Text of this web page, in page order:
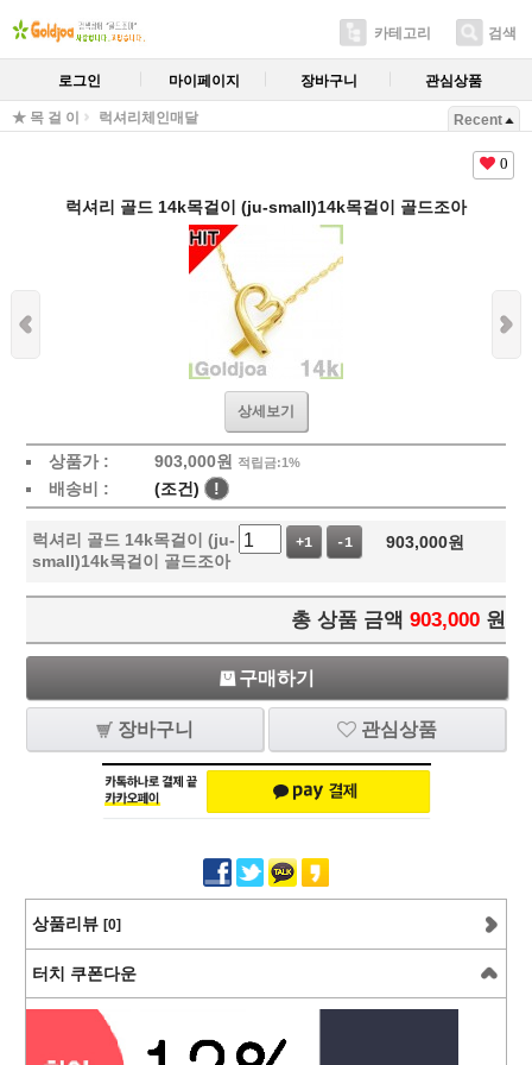
카테고리 검색
로그인 마이페이지 장바구니 관심상품
★ 목 걸 이 럭셔리체인매달 Recent
0
럭셔리 골드 14k목걸이 (ju-small)14k목걸이 골드조아
상세보기
상품가 : 903,000원 적립금:1%
배송비 : (조건) !
럭셔리 골드 14k목걸이 (ju-
small)14k목걸이 골드조아
+1 -1 903,000원
총 상품 금액 903,000 원
구매하기
장바구니 관심상품
상품리뷰 [0]
터치 쿠폰다운